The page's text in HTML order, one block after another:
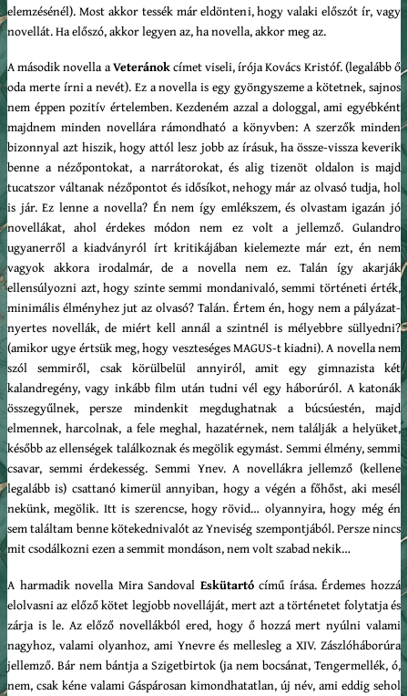
elemzésénél). Most akkor tessék már eldönteni, hogy valaki előszót ír, vagy
novellát. Ha előszó, akkor legyen az, ha novella, akkor meg az.
A második novella aVeteránokcímet viseli, írója Kovács Kristóf. (legalább ő
oda merte írni a nevét). Ez a novella is egy gyöngyszeme a kötetnek, sajnos
nem éppen pozitív értelemben. Kezdeném azzal a dologgal, ami egyébként
majdnem minden novellára rámondható a könyvben: A szerzők minden
bizonnyal azt hiszik, hogy attól lesz jobb az írásuk, ha össze-vissza keverik
benne a nézőpontokat, a narrátorokat, és alig tizenöt oldalon is majd
tucatszor váltanak nézőpontot és idősíkot, nehogy már az olvasó tudja, hol
is jár. Ez lenne a novella? Én nem így emlékszem, és olvastam igazán jó
novellákat, ahol érdekes módon nem ez volt a jellemző. Gulandro
ugyanerről a kiadványról írt kritikájában kielemezte már ezt, én nem
vagyok akkora irodalmár, de a novella nem ez. Talán így akarják
ellensúlyozni azt, hogy szinte semmi mondanivaló, semmi történeti érték,
minimális élményhez jut az olvasó? Talán. Értem én, hogy nem a pályázat-
nyertes novellák, de miért kell annál a szintnél is mélyebbre süllyedni?
(amikor ugye értsük meg, hogy veszteséges MAGUS-t kiadni). A novella nem
szól semmiről, csak körülbelül annyiról, amit egy gimnazista két
kalandregény, vagy inkább film után tudni vél egy háborúról. A katonák
összegyűlnek, persze mindenkit megdughatnak a búcsúestén, majd
elmennek, harcolnak, a fele meghal, hazatérnek, nem találják a helyüket,
később az ellenségek találkoznak és megölik egymást. Semmi élmény, semmi
csavar, semmi érdekesség. Semmi Ynev. A novellákra jellemző (kellene
legalább is) csattanó kimerül annyiban, hogy a végén a főhőst, aki mesél
nekünk, megölik. Itt is szerencse, hogy rövid… olyannyira, hogy még én
sem találtam benne kötekednivalót az Yneviség szempontjából. Persze nincs
mit csodálkozni ezen a semmit mondáson, nem volt szabad nekik…
A harmadik novella Mira Sandoval Eskütartócímű írása. Érdemes hozzá
elolvasni az előző kötet legjobb novelláját, mert azt a történetet folytatja és
zárja is le. Az előző novellákból ered, hogy ő hozzá mert nyúlni valami
nagyhoz, valami olyanhoz, ami Ynevre és mellesleg a XIV. Zászlóháborúra
jellemző. Bár nem bántja a Szigetbirtok (ja nem bocsánat, Tengermellék, ó,
nem, csak kéne valami Gáspárosan kimondhatatlan, új név, ami eddig sehol